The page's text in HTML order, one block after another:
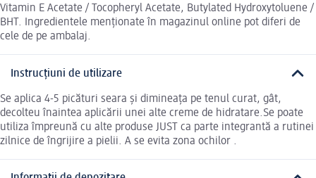
Vitamin E Acetate / Tocopheryl Acetate, Butylated Hydroxytoluene /
BHT. Ingredientele menționate în magazinul online pot diferi de
cele de pe ambalaj.
Instrucțiuni de utilizare
Se aplica 4-5 picături seara și dimineața pe tenul curat, gât,
decolteu înaintea aplicării unei alte creme de hidratare.Se poate
utiliza împreună cu alte produse JUST ca parte integrantă a rutinei
zilnice de îngrijire a pielii. A se evita zona ochilor .